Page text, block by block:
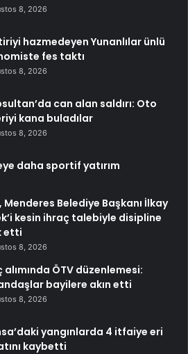
8, 2026
hazmedeyen Yunanlılar ünlü
fes taktı
8, 2026
can alan saldırı: Oto
kana buladılar
8, 2026
daha sportif yatırım
Menderes Belediye Başkanı İlkay
kesin ihraç talebiyle disipline
etti
8, 2026
alımında ÖTV düzenlemesi:
bayilere akın etti
8, 2026
yangınlarda 4 itfaiye eri
kaybetti